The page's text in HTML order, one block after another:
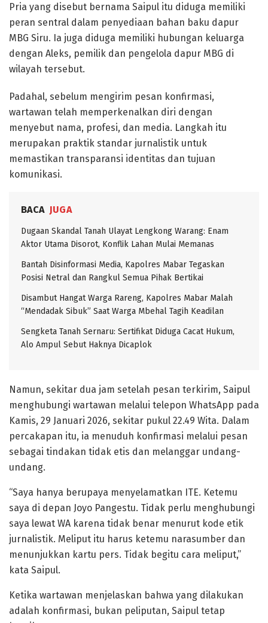
Pria yang disebut bernama Saipul itu diduga memiliki
peran sentral dalam penyediaan bahan baku dapur
MBG Siru. Ia juga diduga memiliki hubungan keluarga
dengan Aleks, pemilik dan pengelola dapur MBG di
wilayah tersebut.
Padahal, sebelum mengirim pesan konfirmasi,
wartawan telah memperkenalkan diri dengan
menyebut nama, profesi, dan media. Langkah itu
merupakan praktik standar jurnalistik untuk
memastikan transparansi identitas dan tujuan
komunikasi.
BACA JUGA
Dugaan Skandal Tanah Ulayat Lengkong Warang: Enam
Aktor Utama Disorot, Konflik Lahan Mulai Memanas
Bantah Disinformasi Media, Kapolres Mabar Tegaskan
Posisi Netral dan Rangkul Semua Pihak Bertikai
Disambut Hangat Warga Rareng, Kapolres Mabar Malah
“Mendadak Sibuk” Saat Warga Mbehal Tagih Keadilan
Sengketa Tanah Sernaru: Sertifikat Diduga Cacat Hukum,
Alo Ampul Sebut Haknya Dicaplok
Namun, sekitar dua jam setelah pesan terkirim, Saipul
menghubungi wartawan melalui telepon WhatsApp pada
Kamis, 29 Januari 2026, sekitar pukul 22.49 Wita. Dalam
percakapan itu, ia menuduh konfirmasi melalui pesan
sebagai tindakan tidak etis dan melanggar undang-
undang.
“Saya hanya berupaya menyelamatkan ITE. Ketemu
saya di depan Joyo Pangestu. Tidak perlu menghubungi
saya lewat WA karena tidak benar menurut kode etik
jurnalistik. Meliput itu harus ketemu narasumber dan
menunjukkan kartu pers. Tidak begitu cara meliput,”
kata Saipul.
Ketika wartawan menjelaskan bahwa yang dilakukan
adalah konfirmasi, bukan peliputan, Saipul tetap